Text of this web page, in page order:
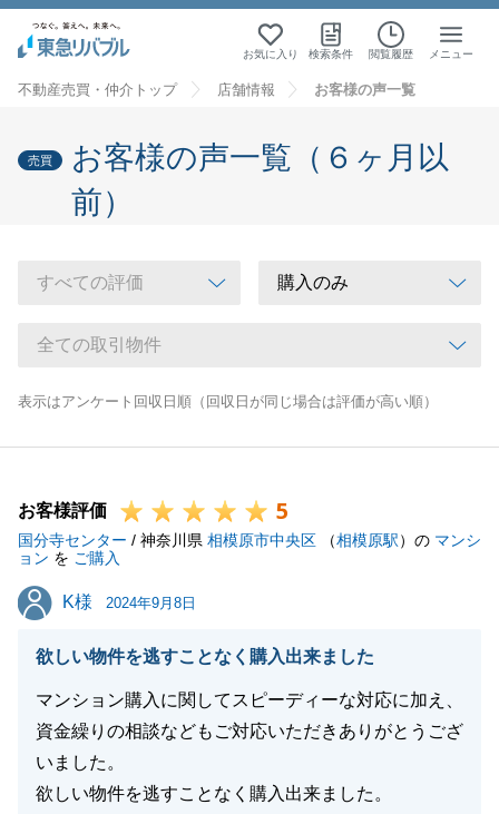
お気に入り 検索条件 閲覧履歴 メニュー
不動産売買・仲介トップ 店舗情報 お客様の声一覧
売買
お客様の声一覧（６ヶ月以
前）
表示はアンケート回収日順（回収日が同じ場合は評価が高い順）
お客様評価 5
国分寺センター / 神奈川県 相模原市中央区 （相模原駅）の マンシ
ョン を ご購入
K様
K様 2024年9月8日
欲しい物件を逃すことなく購入出来ました
マンション購入に関してスピーディーな対応に加え、
資金繰りの相談などもご対応いただきありがとうござ
いました。
欲しい物件を逃すことなく購入出来ました。